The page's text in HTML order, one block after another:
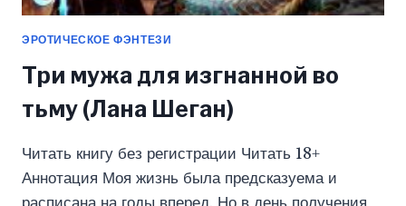
ЭРОТИЧЕСКОЕ ФЭНТЕЗИ
Три мужа для изгнанной во
тьму (Лана Шеган)
Читать книгу без регистрации Читать 18+
Аннотация Моя жизнь была предсказуема и